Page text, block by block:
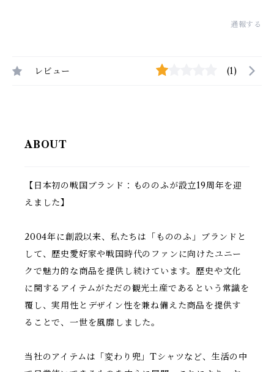
通報する
レビュー (1)
ABOUT
【日本初の戦国ブランド：もののふが設立19周年を迎
えました】
2004年に創設以来、私たちは「もののふ」ブランドと
して、歴史愛好家や戦国時代のファンに向けたユニー
クで魅力的な商品を提供し続けています。歴史や文化
に関するアイテムがただの観光土産であるという常識を
覆し、実用性とデザイン性を兼ね備えた商品を提供す
ることで、一世を風靡しました。
当社のアイテムは「変わり兜」Tシャツなど、生活の中